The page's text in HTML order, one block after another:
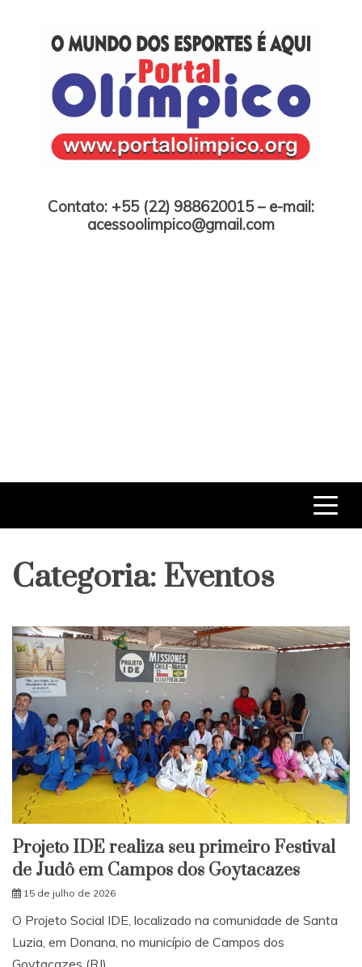
Contato: +55 (22) 988620015 – e-mail:
acessoolimpico@gmail.com
Categoria: Eventos
Projeto IDE realiza seu primeiro Festival
de Judô em Campos dos Goytacazes
15 de julho de 2026
O Projeto Social IDE, localizado na comunidade de Santa
Luzia, em Donana, no município de Campos dos